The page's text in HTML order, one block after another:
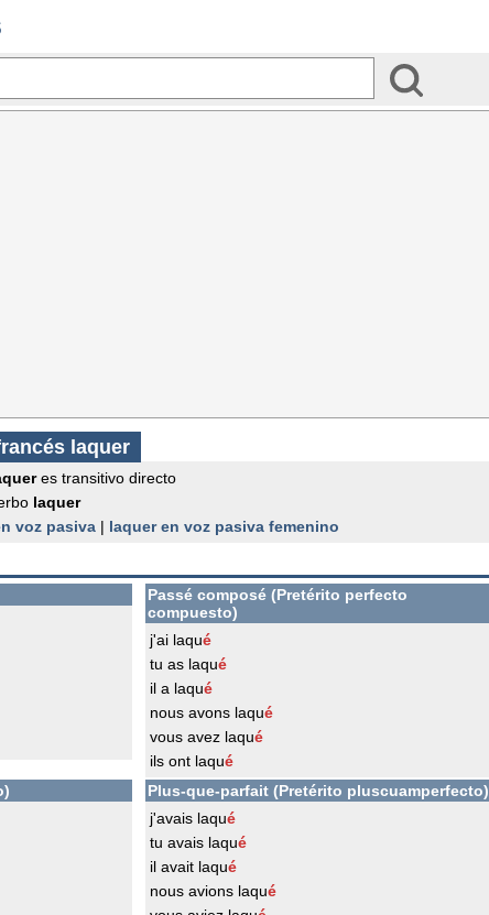
laquer
es transitivo directo
laquer
voz pasiva | laquer en voz pasiva femenino
Passé composé (Pretérito perfecto
compuesto)
j'ai laqué
tu as laqué
il a laqué
nous avons laqué
vous avez laqué
ils ont laqué
Plus-que-parfait (Pretérito pluscuamperfecto)
j'avais laqué
tu avais laqué
il avait laqué
nous avions laqué